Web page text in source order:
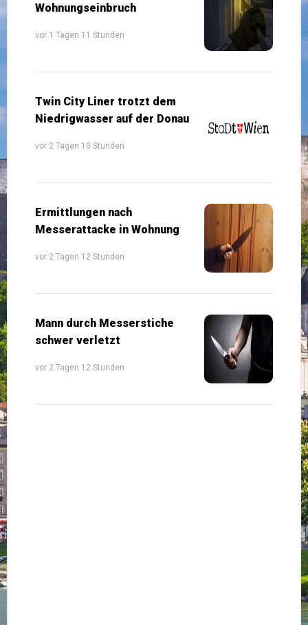
Wohnungseinbruch
vor 1 Tagen 11 Stunden
Twin City Liner trotzt dem
Niedrigwasser auf der Donau
vor 2 Tagen 10 Stunden
Ermittlungen nach
Messerattacke in Wohnung
vor 2 Tagen 12 Stunden
Mann durch Messerstiche
schwer verletzt
vor 2 Tagen 12 Stunden